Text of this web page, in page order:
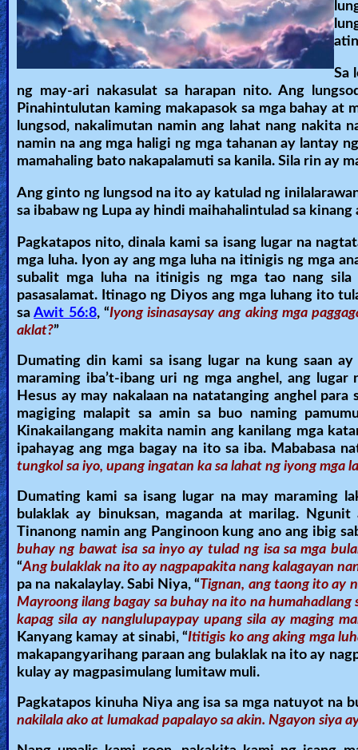
Sa
ng may-ari nakasulat sa harapan nito. Ang
Pinahintulutan kaming makapasok sa mga bahay at
lungsod, nakalimutan namin ang lahat nang nakita
namin na ang mga haligi ng mga tahanan ay lantay
mamahaling bato nakapalamuti sa kanila. Sila rin ay
Ang ginto ng lungsod na ito ay katulad ng
sa ibabaw ng Lupa ay hindi maihahalintulad sa kinang
Pagkatapos nito, dinala kami sa isang lugar na
mga luha. Iyon ay ang mga luha na itinigis ng mga
subalit mga luha na itinigis ng mga tao nang
pasasalamat. Itinago ng Diyos ang mga luhang ito
saAwit 56:8, “Iyong isinasaysay ang aking mga
aklat?”
Dumating din kami sa isang lugar na kung saan
maraming iba’t-ibang uri ng mga anghel, ang
Hesus ay may nakalaan na natatanging anghel
magiging malapit sa amin sa buo naming
Kinakailangang makita namin ang kanilang mga
ipahayag ang mga bagay na ito sa iba. Mababasa
tungkol sa iyo, upang ingatan ka sa lahat ng iyong mga
Dumating kami sa isang lugar na may maraming
bulaklak ay binuksan, maganda at marilag.
Tinanong namin ang Panginoon kung ano ang ibig
buhay ng bawat isa sa inyo ay tulad ng isa sa mga
“Ang bulaklak na ito ay nagpapakita nang kalagayan
pa na nakalaylay. Sabi Niya, “Tignan, ang taong ito ay
Mayroong ilang bagay sa buhay na ito na
kapag sila ay nanglulupaypay upang sila ay maging
Kanyang kamay at sinabi, “Ititigis ko ang aking mga
makapangyarihang paraan ang bulaklak na ito ay
kulay ay magpasimulang lumitaw muli.
Pagkatapos kinuha Niya ang isa sa mga natuyot na
nakilala ako at lumakad papalayo sa akin. Ngayon siya